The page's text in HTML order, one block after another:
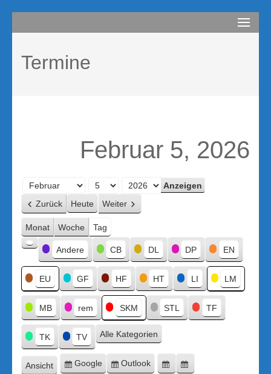
Inhalt
(Enter
drücken)
compurem
Termine
Februar 5, 2026
Monat
Tag
Jahr
Zurück Heute Weiter
Monat Woche Tag
Kategorien
Kategorie
ohne
Titel
Andere CB DL DP EN
EU GF HF HT LI LM
MB rem SKM STL TF
TK TV Alle Kategorien
Ansicht ausdrucken
Eintragen
Google
Eintragen
Outlook
Google-